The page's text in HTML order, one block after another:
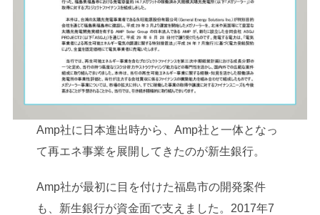
Amp社に日本進出時から、Amp社と一体となっ
て再エネ事業を展開してきたのが新生銀行。
Amp社が最初に目を付けた福島市の開発案件
も、新生銀行が資金面で支えました。2017年7